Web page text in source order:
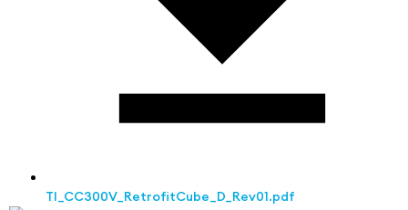
TI_CC300V_RetrofitCube_D_Rev01.pdf